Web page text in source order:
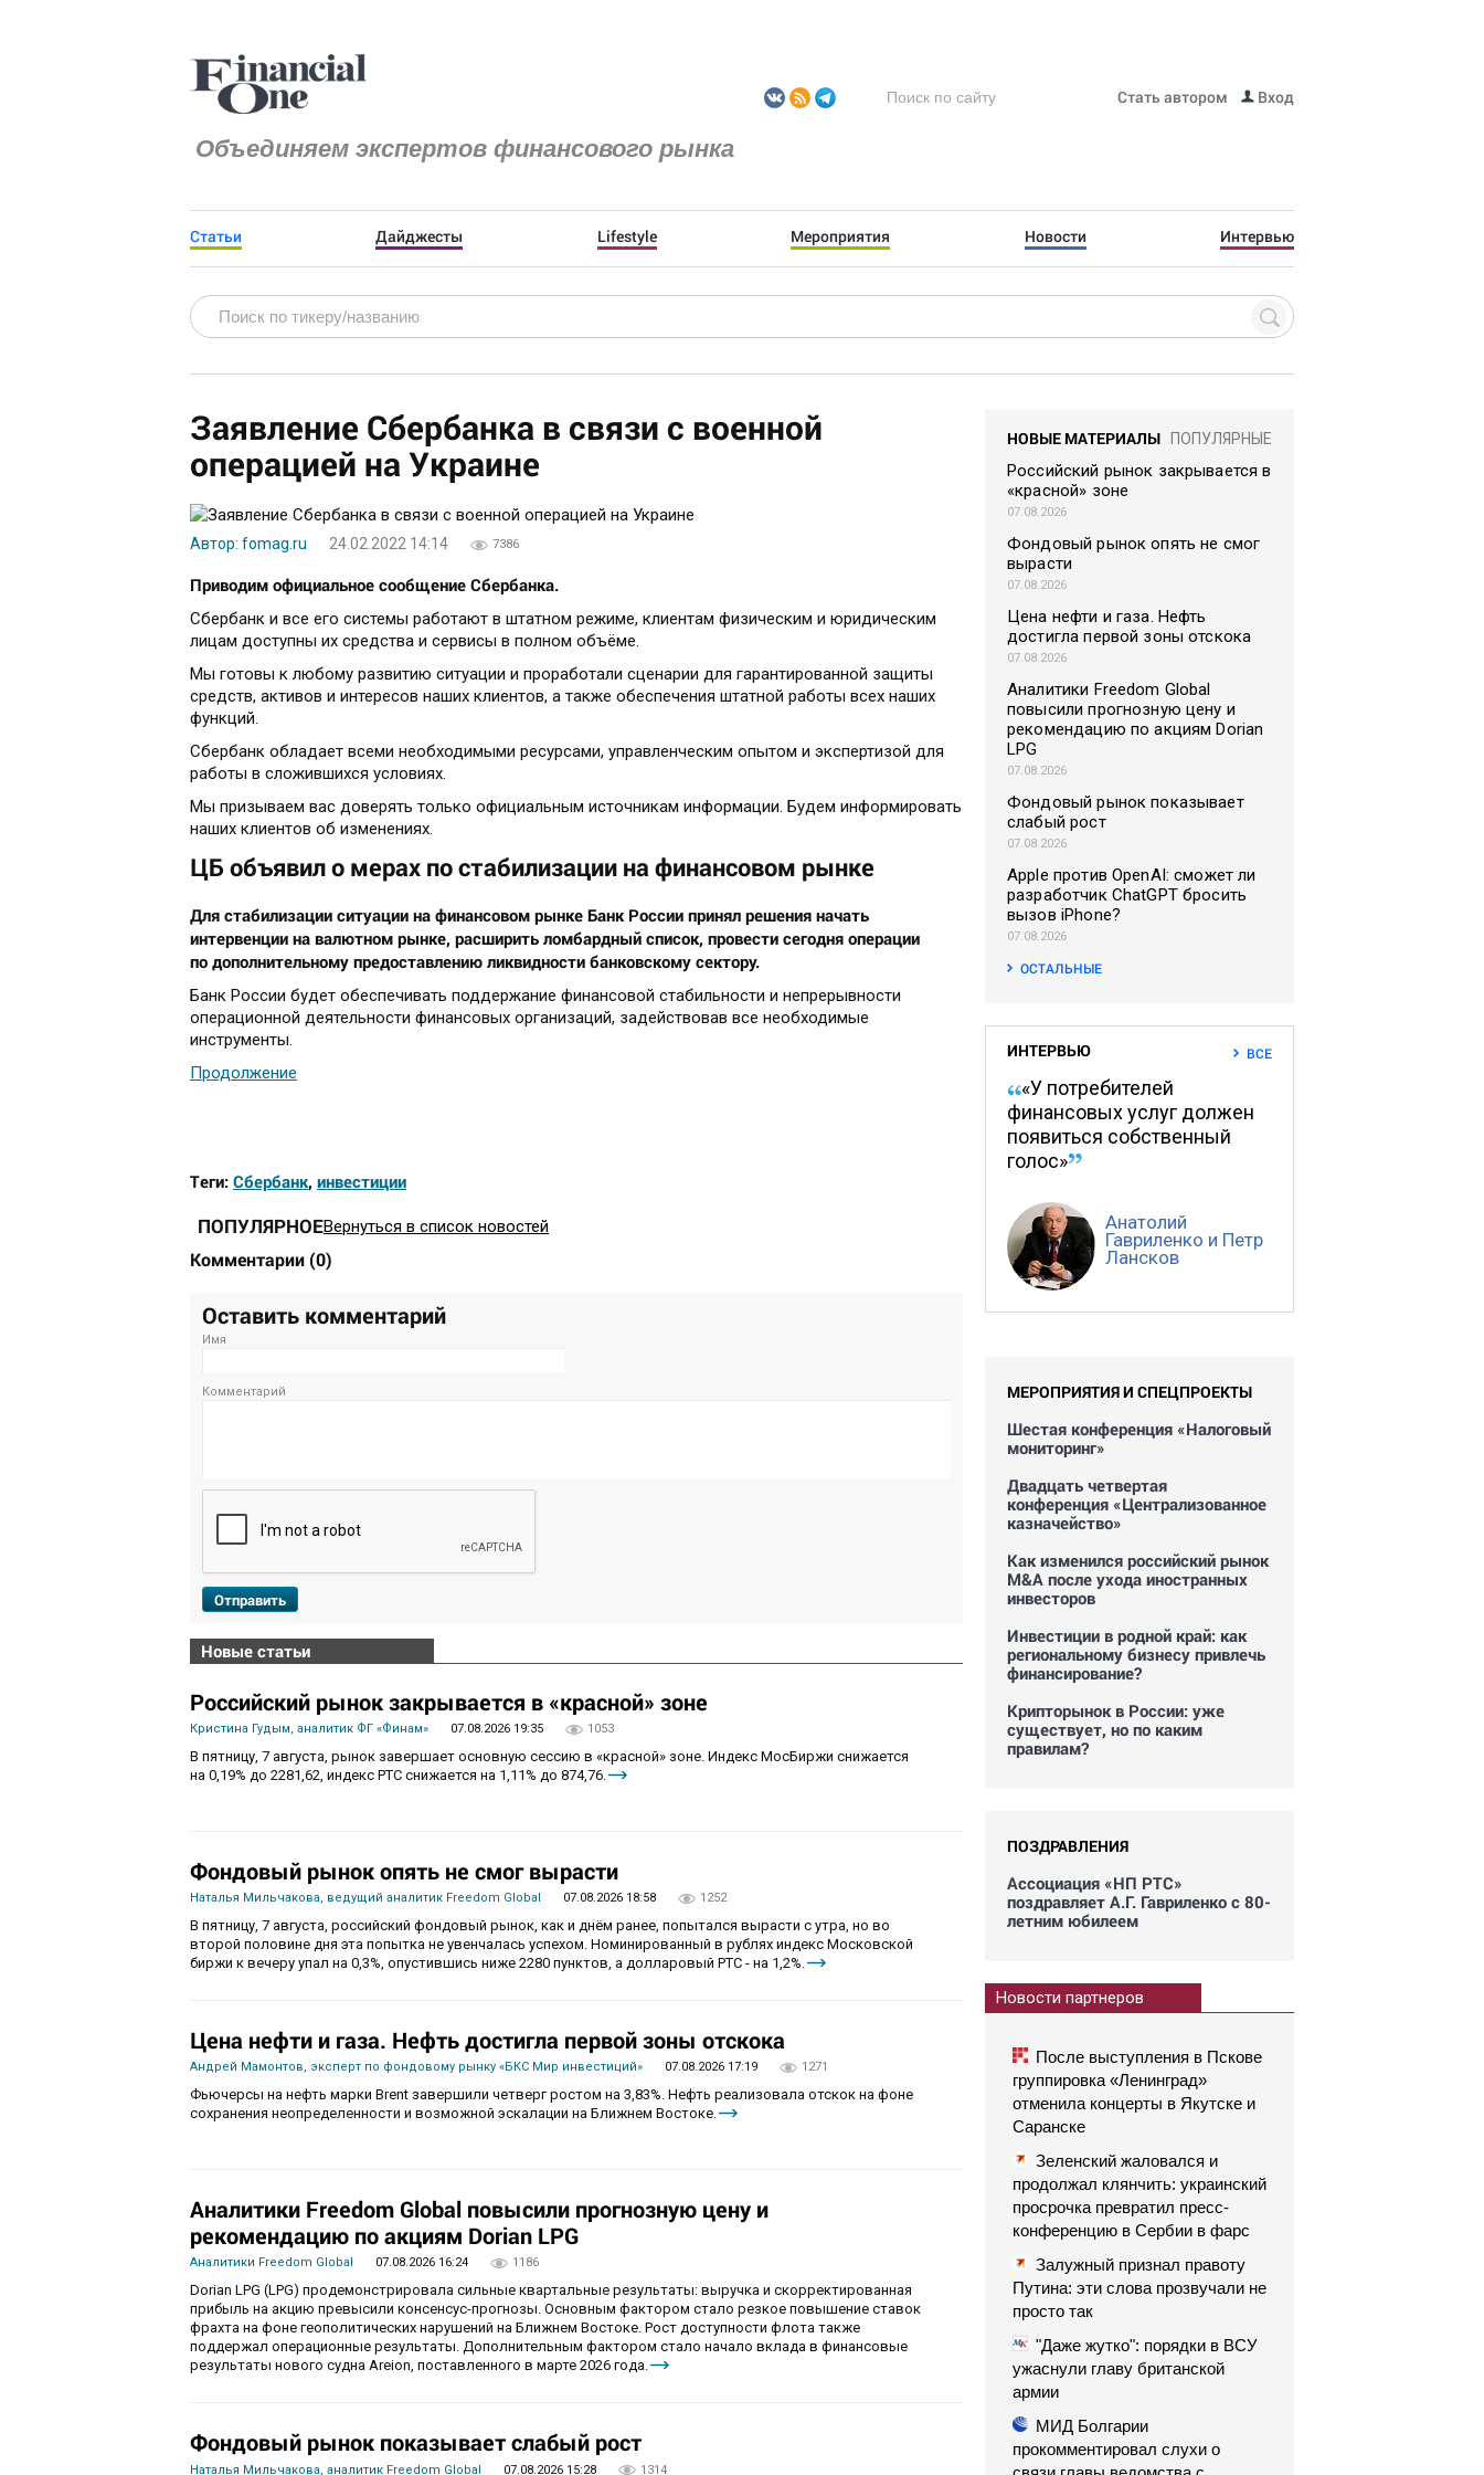
Объединяем экспертов финансового рынка
Стать автором Вход
Статьи Дайджесты Lifestyle Мероприятия Новости Интервью
Заявление Сбербанка в связи с военной
операцией на Украине
Автор: fomag.ru 24.02.2022 14:14 7386
Приводим официальное сообщение Сбербанка.
Сбербанк и все его системы работают в штатном режиме, клиентам физическим и юридическим
лицам доступны их средства и сервисы в полном объёме.
Мы готовы к любому развитию ситуации и проработали сценарии для гарантированной защиты
средств, активов и интересов наших клиентов, а также обеспечения штатной работы всех наших
функций.
Сбербанк обладает всеми необходимыми ресурсами, управленческим опытом и экспертизой для
работы в сложившихся условиях.
Мы призываем вас доверять только официальным источникам информации. Будем информировать
наших клиентов об изменениях.
ЦБ объявил о мерах по стабилизации на финансовом рынке
Для стабилизации ситуации на финансовом рынке Банк России принял решения начать
интервенции на валютном рынке, расширить ломбардный список, провести сегодня операции
по дополнительному предоставлению ликвидности банковскому сектору.
Банк России будет обеспечивать поддержание финансовой стабильности и непрерывности
операционной деятельности финансовых организаций, задействовав все необходимые
инструменты.
Продолжение
Теги: Сбербанк, инвестиции
ПОПУЛЯРНОЕВернуться в список новостей
Комментарии (0)
Оставить комментарий
Имя
Комментарий
Отправить
Новые статьи
Российский рынок закрывается в «красной» зоне
Кристина Гудым, аналитик ФГ «Финам» 07.08.2026 19:35 1053
В пятницу, 7 августа, рынок завершает основную сессию в «красной» зоне. Индекс МосБиржи снижается
на 0,19% до 2281,62, индекс РТС снижается на 1,11% до 874,76.
Фондовый рынок опять не смог вырасти
Наталья Мильчакова, ведущий аналитик Freedom Global 07.08.2026 18:58 1252
В пятницу, 7 августа, российский фондовый рынок, как и днём ранее, попытался вырасти с утра, но во
второй половине дня эта попытка не увенчалась успехом. Номинированный в рублях индекс Московской
биржи к вечеру упал на 0,3%, опустившись ниже 2280 пунктов, а долларовый РТС - на 1,2%.
Цена нефти и газа. Нефть достигла первой зоны отскока
Андрей Мамонтов, эксперт по фондовому рынку «БКС Мир инвестиций» 07.08.2026 17:19 1271
Фьючерсы на нефть марки Brent завершили четверг ростом на 3,83%. Нефть реализовала отскок на фоне
сохранения неопределенности и возможной эскалации на Ближнем Востоке.
Аналитики Freedom Global повысили прогнозную цену и
рекомендацию по акциям Dorian LPG
Аналитики Freedom Global 07.08.2026 16:24 1186
Dorian LPG (LPG) продемонстрировала сильные квартальные результаты: выручка и скорректированная
прибыль на акцию превысили консенсус-прогнозы. Основным фактором стало резкое повышение ставок
фрахта на фоне геополитических нарушений на Ближнем Востоке. Рост доступности флота также
поддержал операционные результаты. Дополнительным фактором стало начало вклада в финансовые
результаты нового судна Areion, поставленного в марте 2026 года.
Фондовый рынок показывает слабый рост
Наталья Мильчакова, аналитик Freedom Global 07.08.2026 15:28 1314
НОВЫЕ МАТЕРИАЛЫ ПОПУЛЯРНЫЕ
Российский рынок закрывается в
«красной» зоне
07.08.2026
Фондовый рынок опять не смог
вырасти
07.08.2026
Цена нефти и газа. Нефть
достигла первой зоны отскока
07.08.2026
Аналитики Freedom Global
повысили прогнозную цену и
рекомендацию по акциям Dorian
LPG
07.08.2026
Фондовый рынок показывает
слабый рост
07.08.2026
Apple против OpenAI: сможет ли
разработчик ChatGPT бросить
вызов iPhone?
07.08.2026
ОСТАЛЬНЫЕ
ИНТЕРВЬЮ ВСЕ
«У потребителей
финансовых услуг должен
появиться собственный
голос»
Анатолий
Гавриленко и Петр
Лансков
МЕРОПРИЯТИЯ И СПЕЦПРОЕКТЫ
Шестая конференция «Налоговый
мониторинг»
Двадцать четвертая
конференция «Централизованное
казначейство»
Как изменился российский рынок
M&A после ухода иностранных
инвесторов
Инвестиции в родной край: как
региональному бизнесу привлечь
финансирование?
Крипторынок в России: уже
существует, но по каким
правилам?
ПОЗДРАВЛЕНИЯ
Ассоциация «НП РТС»
поздравляет А.Г. Гавриленко с 80-
летним юбилеем
Новости партнеров
После выступления в Пскове
группировка «Ленинград»
отменила концерты в Якутске и
Саранске
Зеленский жаловался и
продолжал клянчить: украинский
просрочка превратил пресс-
конференцию в Сербии в фарс
Залужный признал правоту
Путина: эти слова прозвучали не
просто так
"Даже жутко": порядки в ВСУ
ужаснули главу британской
армии
МИД Болгарии
прокомментировал слухи о